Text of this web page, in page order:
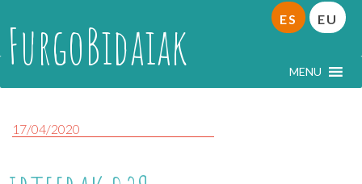
FurgoBidaiak MENU
ES EU
17/04/2020